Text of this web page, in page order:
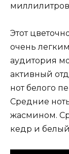
Этот
очень
аудитория
активный
нот белого
Средние
жасмином.
кедр и